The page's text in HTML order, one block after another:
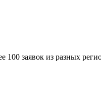
100 заявок из разных